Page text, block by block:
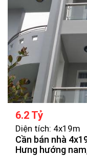
6.2 Tỷ
Diện tích: 4x19m
Cần bán nhà
Hưng hướng